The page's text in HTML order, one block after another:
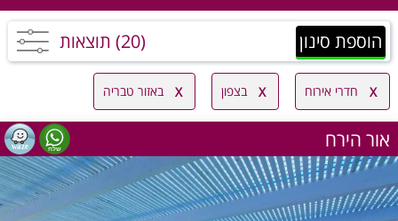
הוספת סינון (20) תוצאות
חדרי אירוח בצפון באזור טבריה
אור הירח